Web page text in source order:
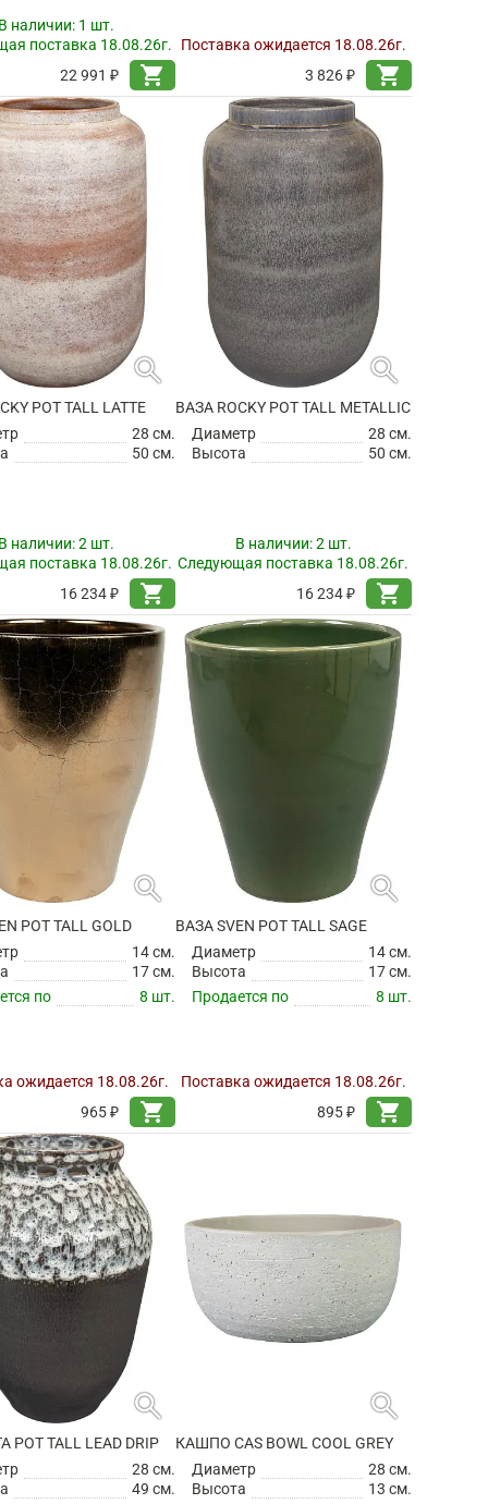
наличии: 1 шт.
поставка 18.08.26г.
22 991 ₽
shopping_cart
Поставка ожидается 18.08.26г.
3 826 ₽
shopping_cart
search
POT TALL LATTE
28 см.
50 см.
наличии:2 шт.
поставка 18.08.26г.
16 234 ₽
shopping_cart
search
ВАЗА ROCKY POT TALL METALLIC
Диаметр
28 см.
Высота
50 см.
В наличии:2 шт.
Следующая поставка 18.08.26г.
16 234 ₽
shopping_cart
search
POT TALL GOLD
14 см.
17 см.
по
8 шт.
ожидается 18.08.26г.
965 ₽
shopping_cart
search
ВАЗА SVEN POT TALL SAGE
Диаметр
14 см.
Высота
17 см.
Продается по
8 шт.
Поставка ожидается 18.08.26г.
895 ₽
shopping_cart
search
POT TALL LEAD DRIP
28 см.
49 см.
search
КАШПО CAS BOWL COOL GREY
Диаметр
28 см.
Высота
13 см.